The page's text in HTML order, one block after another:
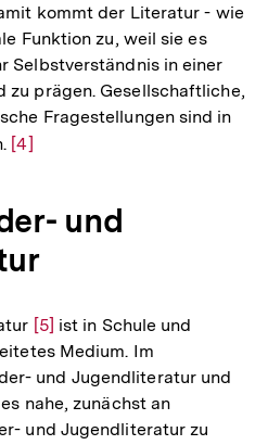
kommt der Literatur - wie
Funktion zu, weil sie es
Selbstverständnis in einer
zu prägen. Gesellschaftliche,
Fragestellungen sind in
Zur
Fußnote
[4]
und
Zur
Auflösung
der
Fußnote
[5] ist in Schule und
Medium. Im
und Jugendliteratur und
nahe, zunächst an
und Jugendliteratur zu